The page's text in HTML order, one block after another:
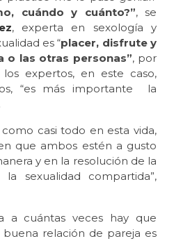
cuándo y cuánto?”, se
, experta en sexología y
es “placer, disfrute y
o las otras personas”, por
expertos, en este caso,
“es más importante la
casi todo en esta vida,
que ambos estén a gusto
y en la resolución de la
sexualidad compartida”,
a cuántas veces hay que
relación de pareja es